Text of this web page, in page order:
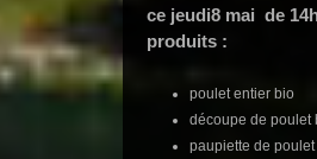
ce jeudi8 mai de
produits :
poulet entier bio
découpe de poulet
paupiette de